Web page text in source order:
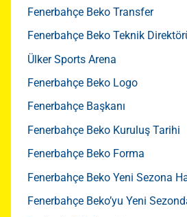
Fenerbahçe Beko Transfer
Fenerbahçe Beko Teknik
Ülker Sports Arena
Fenerbahçe Beko Logo
Fenerbahçe Başkanı
Fenerbahçe Beko Kuruluş Tarihi
Fenerbahçe Beko Forma
Fenerbahçe Beko Yeni Sezona
Fenerbahçe Beko’yu Yeni